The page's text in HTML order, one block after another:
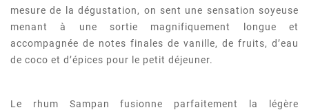
mesure de la dégustation, on sent une sensation soyeuse
menant à une sortie magnifiquement longue et
accompagnée de notes finales de vanille, de fruits, d’eau
de coco et d’épices pour le petit déjeuner.
Le rhum Sampan fusionne parfaitement la légère